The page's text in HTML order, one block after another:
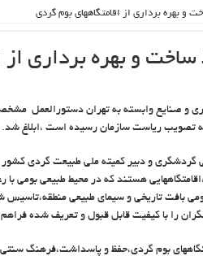
و بهره برداری از اقامتگاههای بوم گردی
ساخت و بهره برداری از
و صنایع وابسته به تهران دستورالعمل
تصویب ریاست سازمان رسیده است ،ابلاغ شد.
و دبیر کمیته ملی طبیعت گردی کشور
هستند که در محیط طبیعی بومی با
بافت تاریخی و سیمای طبیعی
را با کیفیت قابل قبول و تعریف شده
بوم گردی،حفظ و پاسداشت،فرهنگ